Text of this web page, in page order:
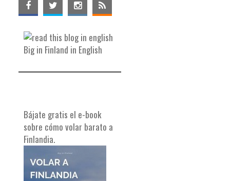
Big in Finland in English
Bájate gratis el e-book
sobre cómo volar barato a
Finlandia.